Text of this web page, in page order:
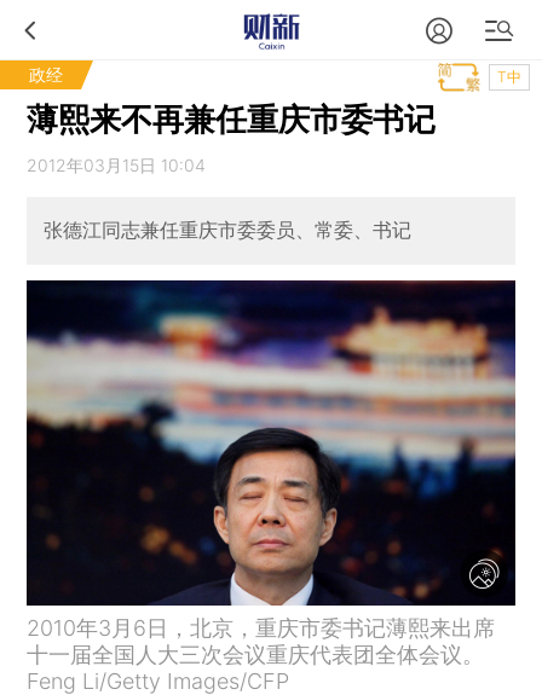
政经 T中
薄熙来不再兼任重庆市委书记
2012年03月15日 10:04
张德江同志兼任重庆市委委员、常委、书记
2010年3月6日，北京，重庆市委书记薄熙来出席
十一届全国人大三次会议重庆代表团全体会议。
Feng Li/Getty Images/CFP